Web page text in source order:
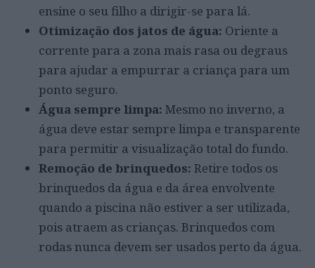
ensine o seu filho a dirigir-se para lá.
Otimização dos jatos de água: Oriente a
corrente para a zona mais rasa ou degraus
para ajudar a empurrar a criança para um
ponto seguro.
Água sempre limpa: Mesmo no inverno, a
água deve estar sempre limpa e transparente
para permitir a visualização total do fundo.
Remoção de brinquedos: Retire todos os
brinquedos da água e da área envolvente
quando a piscina não estiver a ser utilizada,
pois atraem as crianças. Brinquedos com
rodas nunca devem ser usados perto da água.